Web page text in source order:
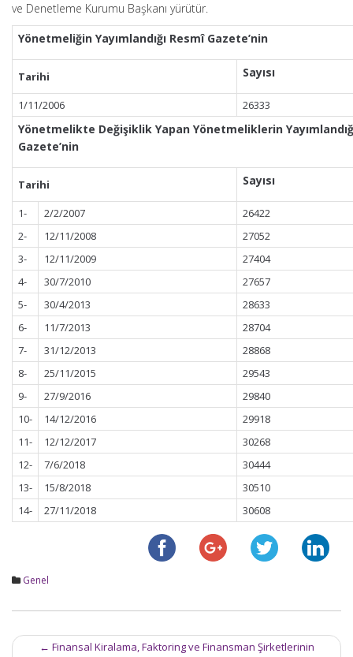
ve Denetleme Kurumu Başkanı yürütür.
Yönetmeliğin Yayımlandığı Resmî Gazete’nin
Tarihi Sayısı
1/11/2006 26333
Yönetmelikte Değişiklik Yapan Yönetmeliklerin
Gazete’nin
Tarihi Sayısı
1- 2/2/2007
26422
2-
12/11/2008
27052
3-
12/11/2009
27404
4-
30/7/2010
27657
5-
30/4/2013
28633
6-
11/7/2013
28704
7-
31/12/2013
28868
8-
25/11/2015
29543
9-
27/9/2016
29840
10-
14/12/2016
29918
11-
12/12/2017
30268
12-
7/6/2018
30444
13-
15/8/2018
30510
14-
27/11/2018 30608
Genel
Post
← Finansal Kiralama, Faktoring ve Finansman Şirketlerinin